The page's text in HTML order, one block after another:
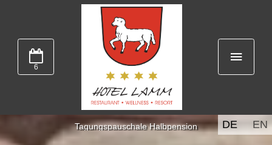
6
DE EN
Tagungspauschale Halbpension